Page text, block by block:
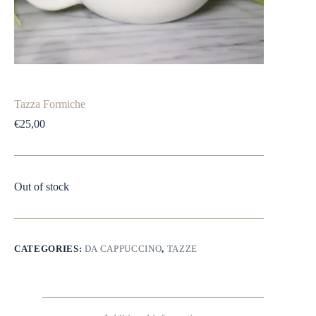
Tazza Formiche
€25,00
Out of stock
CATEGORIES: DA CAPPUCCINO, TAZZE